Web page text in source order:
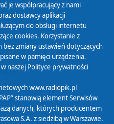
je współpracujący z nami
dostawcy aplikacji
do obsługi internetu
cookies. Korzystanie z
zmiany ustawień dotyczących
w pamięci urządzenia.
naszej Polityce prywatności
www.radiopik.pl
stanowią element Serwisów
danych, których producentem
S.A. z siedzibą w Warszawie.